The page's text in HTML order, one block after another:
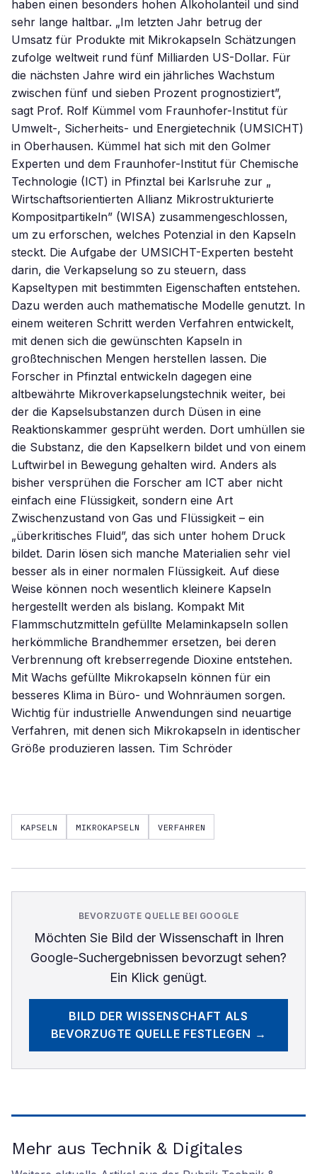
KAPSELN MIKROKAPSELN VERFAHREN
BEVORZUGTE QUELLE BEI GOOGLE
Möchten Sie Bild der Wissenschaftin Ihren
Google-Suchergebnissen bevorzugt sehen?
Ein Klick genügt.
BILD DER WISSENSCHAFT ALS
BEVORZUGTE QUELLE FESTLEGEN →
Mehr aus Technik & Digitales